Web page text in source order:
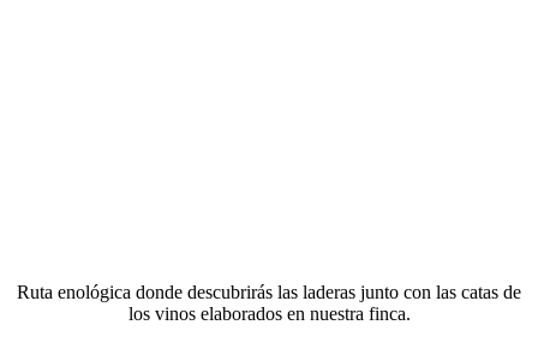
Ruta enológica donde descubrirás las laderas junto con las catas de
los vinos elaborados en nuestra finca.